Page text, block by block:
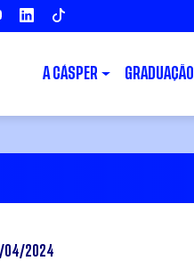
YOUTUBELINKEDIN
A CÁSPER GRADUAÇÃO
04/2024